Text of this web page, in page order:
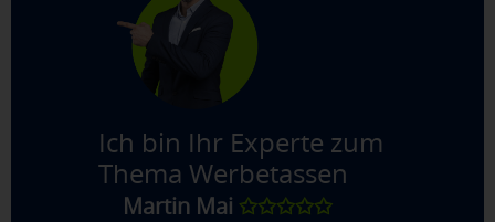
Ich bin Ihr Experte zum
Thema Werbetassen
Martin Mai ✩✩✩✩✩